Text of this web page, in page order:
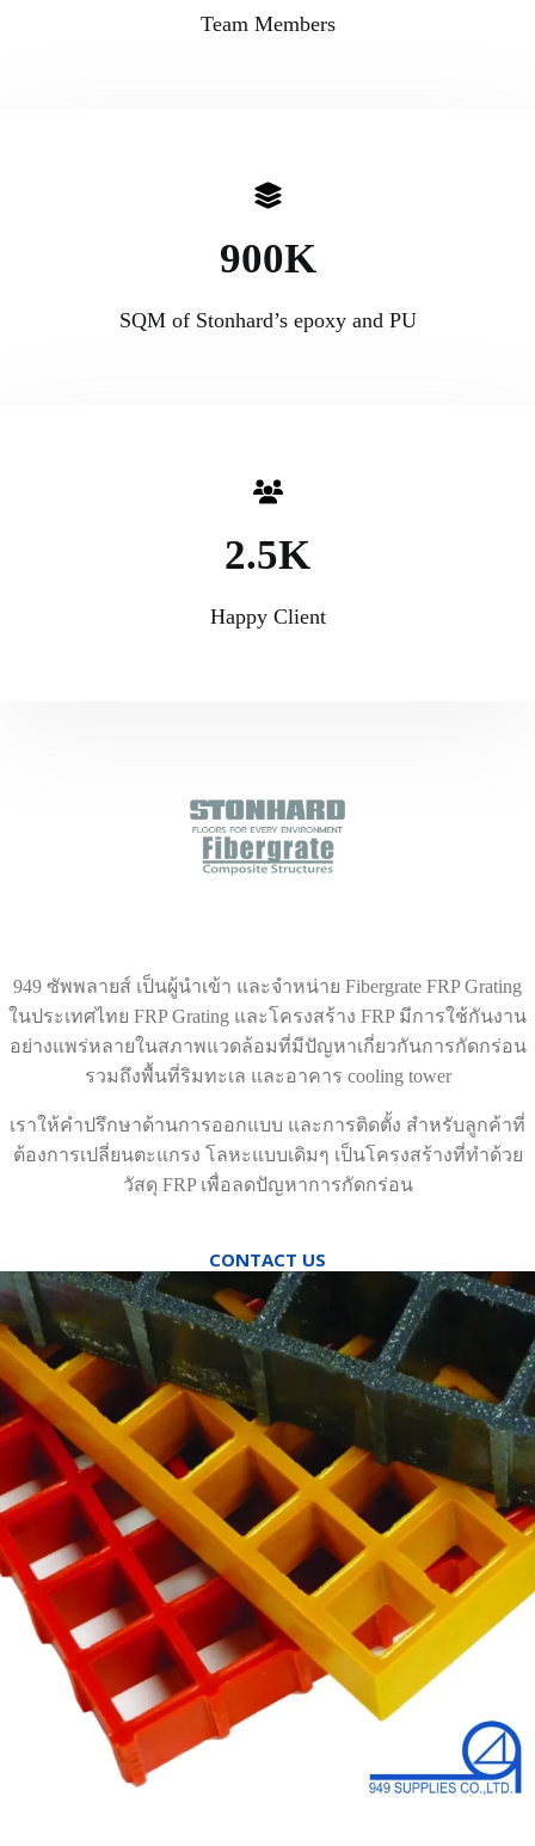
Team Members
900K
SQM of Stonhard’s epoxy and PU
2.5K
Happy Client
949 ซัพพลายส์ เป็นผู้นำเข้า และจำหน่าย Fibergrate FRP Grating
ในประเทศไทย FRP Grating และโครงสร้าง FRP มีการใช้กันงาน
อย่างแพร่หลายในสภาพแวดล้อมที่มีปัญหาเกี่ยวกันการกัดกร่อน
รวมถึงพื้นที่ริมทะเล และอาคาร cooling tower
เราให้คำปรึกษาด้านการออกแบบ และการติดตั้ง สำหรับลูกค้าที่
ต้องการเปลี่ยนตะแกรง โลหะแบบเดิมๆ เป็นโครงสร้างที่ทำด้วย
วัสดุ FRP เพื่อลดปัญหาการกัดกร่อน
CONTACT US